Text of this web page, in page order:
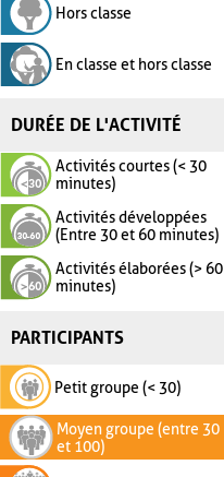
Hors classe
En classe et hors classe
DURÉE DE L'ACTIVITÉ
Activités courtes (< 30
minutes)
Activités développées
(Entre 30 et 60 minutes)
Activités élaborées (> 60
minutes)
PARTICIPANTS
Petit groupe (< 30)
Moyen groupe (entre 30
et 100)